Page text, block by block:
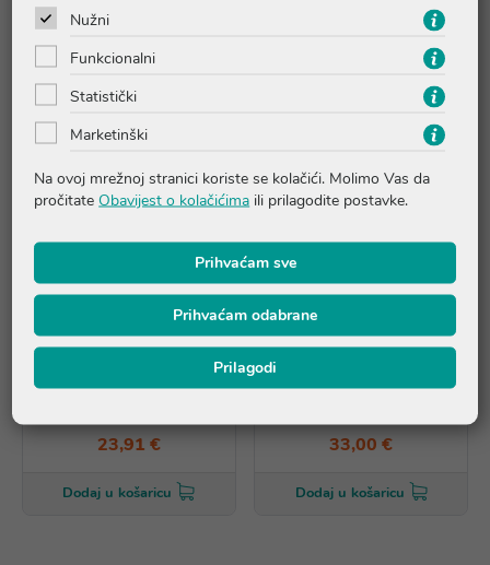
BABE HealthyAging+ Multi
Corrector krema za oči i
23,91 €
Dodaj u košaricu
BABE HealthyAging+ Multi
Action krema
33,00 €
Dodaj u košaricu
Nužni
Funkcionalni
Statistički
Marketinški
Na ovoj mrežnoj stranici koriste se kolačići. Molimo Vas da
pročitate Obavijest o kolačićima ili prilagodite postavke.
Prihvaćam sve
Prihvaćam odabrane
Prilagodi